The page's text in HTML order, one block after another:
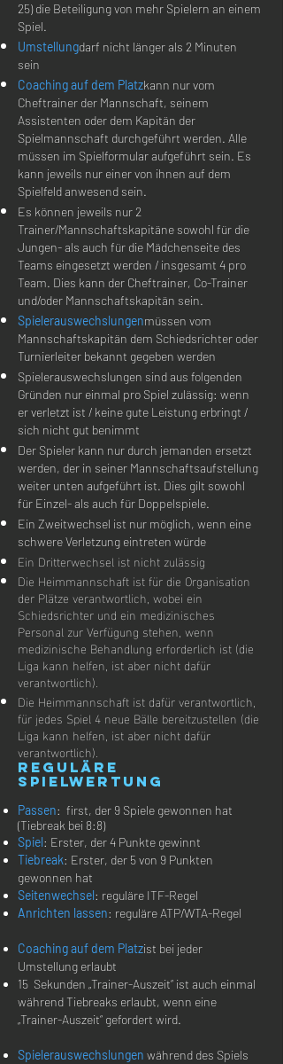
25) die Beteiligung von mehr Spielern an einem
Spiel.
Umstellungdarf nicht länger als 2 Minuten
sein
Coaching auf dem Platzkann nur vom
Cheftrainer der Mannschaft, seinem
Assistenten oder dem Kapitän der
Spielmannschaft durchgeführt werden. Alle
müssen im Spielformular aufgeführt sein. Es
kann jeweils nur einer von ihnen auf dem
Spielfeld anwesend sein.
Es können jeweils nur 2
Trainer/Mannschaftskapitäne sowohl für die
Jungen- als auch für die Mädchenseite des
Teams eingesetzt werden / insgesamt 4 pro
Team. Dies kann der Cheftrainer, Co-Trainer
und/oder Mannschaftskapitän sein.
Spielerauswechslungenmüssen vom
Mannschaftskapitän dem Schiedsrichter oder
Turnierleiter bekannt gegeben werden
Spielerauswechslungen sind aus folgenden
Gründen nur einmal pro Spiel zulässig: wenn
er verletzt ist / keine gute Leistung erbringt /
sich nicht gut benimmt
Der Spieler kann nur durch jemanden ersetzt
werden, der in seiner Mannschaftsaufstellung
weiter unten aufgeführt ist. Dies gilt sowohl
für Einzel- als auch für Doppelspiele.​
Ein Zweitwechsel ist nur möglich, wenn eine
schwere Verletzung eintreten würde
Ein Dritterwechsel ist nicht zulässig
Die Heimmannschaft ist für die Organisation
der Plätze verantwortlich, wobei ein
Schiedsrichter und ein medizinisches
Personal zur Verfügung stehen, wenn
medizinische Behandlung erforderlich ist (die
Liga kann helfen, ist aber nicht dafür
verantwortlich).
Die Heimmannschaft ist dafür verantwortlich,
für jedes Spiel 4 neue Bälle bereitzustellen (die
Liga kann helfen, ist aber nicht dafür
verantwortlich).
reguläre
Spielwertung
Passen: first, der 9 Spiele gewonnen hat
(Tiebreak bei 8:8)
Spiel: Erster, der 4 Punkte gewinnt
Tiebreak: Erster, der 5 von 9 Punkten
gewonnen hat
Seitenwechsel: reguläre ITF-Regel
Anrichten lassen: reguläre ATP/WTA-Regel
Coaching auf dem Platzist bei jeder
Umstellung erlaubt
15 Sekunden „Trainer-Auszeit“ ist auch einmal
während Tiebreaks erlaubt, wenn eine
„Trainer-Auszeit“ gefordert wird.
Spielerauswechslungen während des Spiels